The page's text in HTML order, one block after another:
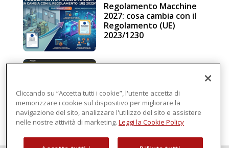
Regolamento Macchine
2027: cosa cambia con il
Regolamento (UE)
2023/1230
intelligenza in cloud
Cliccando su “Accetta tutti i cookie”, l'utente accetta di
memorizzare i cookie sul dispositivo per migliorare la
navigazione del sito, analizzare l'utilizzo del sito e assistere
nelle nostre attività di marketing. Leggi la Cookie Policy